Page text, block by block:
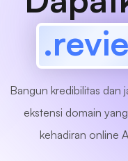
Bangun kredibilitas dan
ekstensi domain
kehadiran online